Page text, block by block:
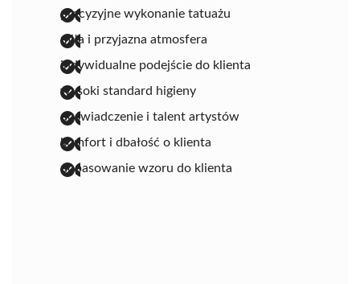
precyzyjne wykonanie tatuażu
miła i przyjazna atmosfera
indywidualne podejście do klienta
wysoki standard higieny
doświadczenie i talent artystów
komfort i dbałość o klienta
dopasowanie wzoru do klienta